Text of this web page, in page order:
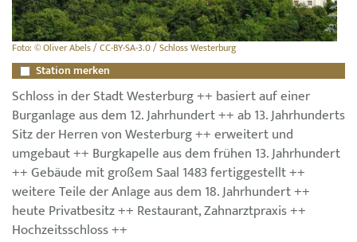
Foto: © Oliver Abels / CC-BY-SA-3.0 / Schloss Westerburg
Station merken
Schloss in der Stadt Westerburg ++ basiert auf einer
Burganlage aus dem 12. Jahrhundert ++ ab 13. Jahrhunderts
Sitz der Herren von Westerburg ++ erweitert und
umgebaut ++ Burgkapelle aus dem frühen 13. Jahrhundert
++ Gebäude mit großem Saal 1483 fertiggestellt ++
weitere Teile der Anlage aus dem 18. Jahrhundert ++
heute Privatbesitz ++ Restaurant, Zahnarztpraxis ++
Hochzeitsschloss ++